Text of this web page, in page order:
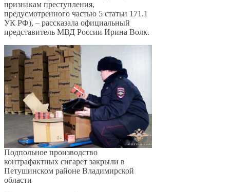
признакам преступления,
предусмотренного частью 5 статьи 171.1
УК РФ), – рассказала официальный
представитель МВД России Ирина Волк.
Подпольное производство
контрафактных сигарет закрыли в
Петушинском районе Владимирской
области